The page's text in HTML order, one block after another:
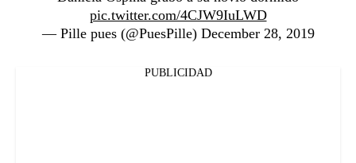
pic.twitter.com/4CJW9IuLWD
— Pille pues (@PuesPille) December 28, 2019
PUBLICIDAD